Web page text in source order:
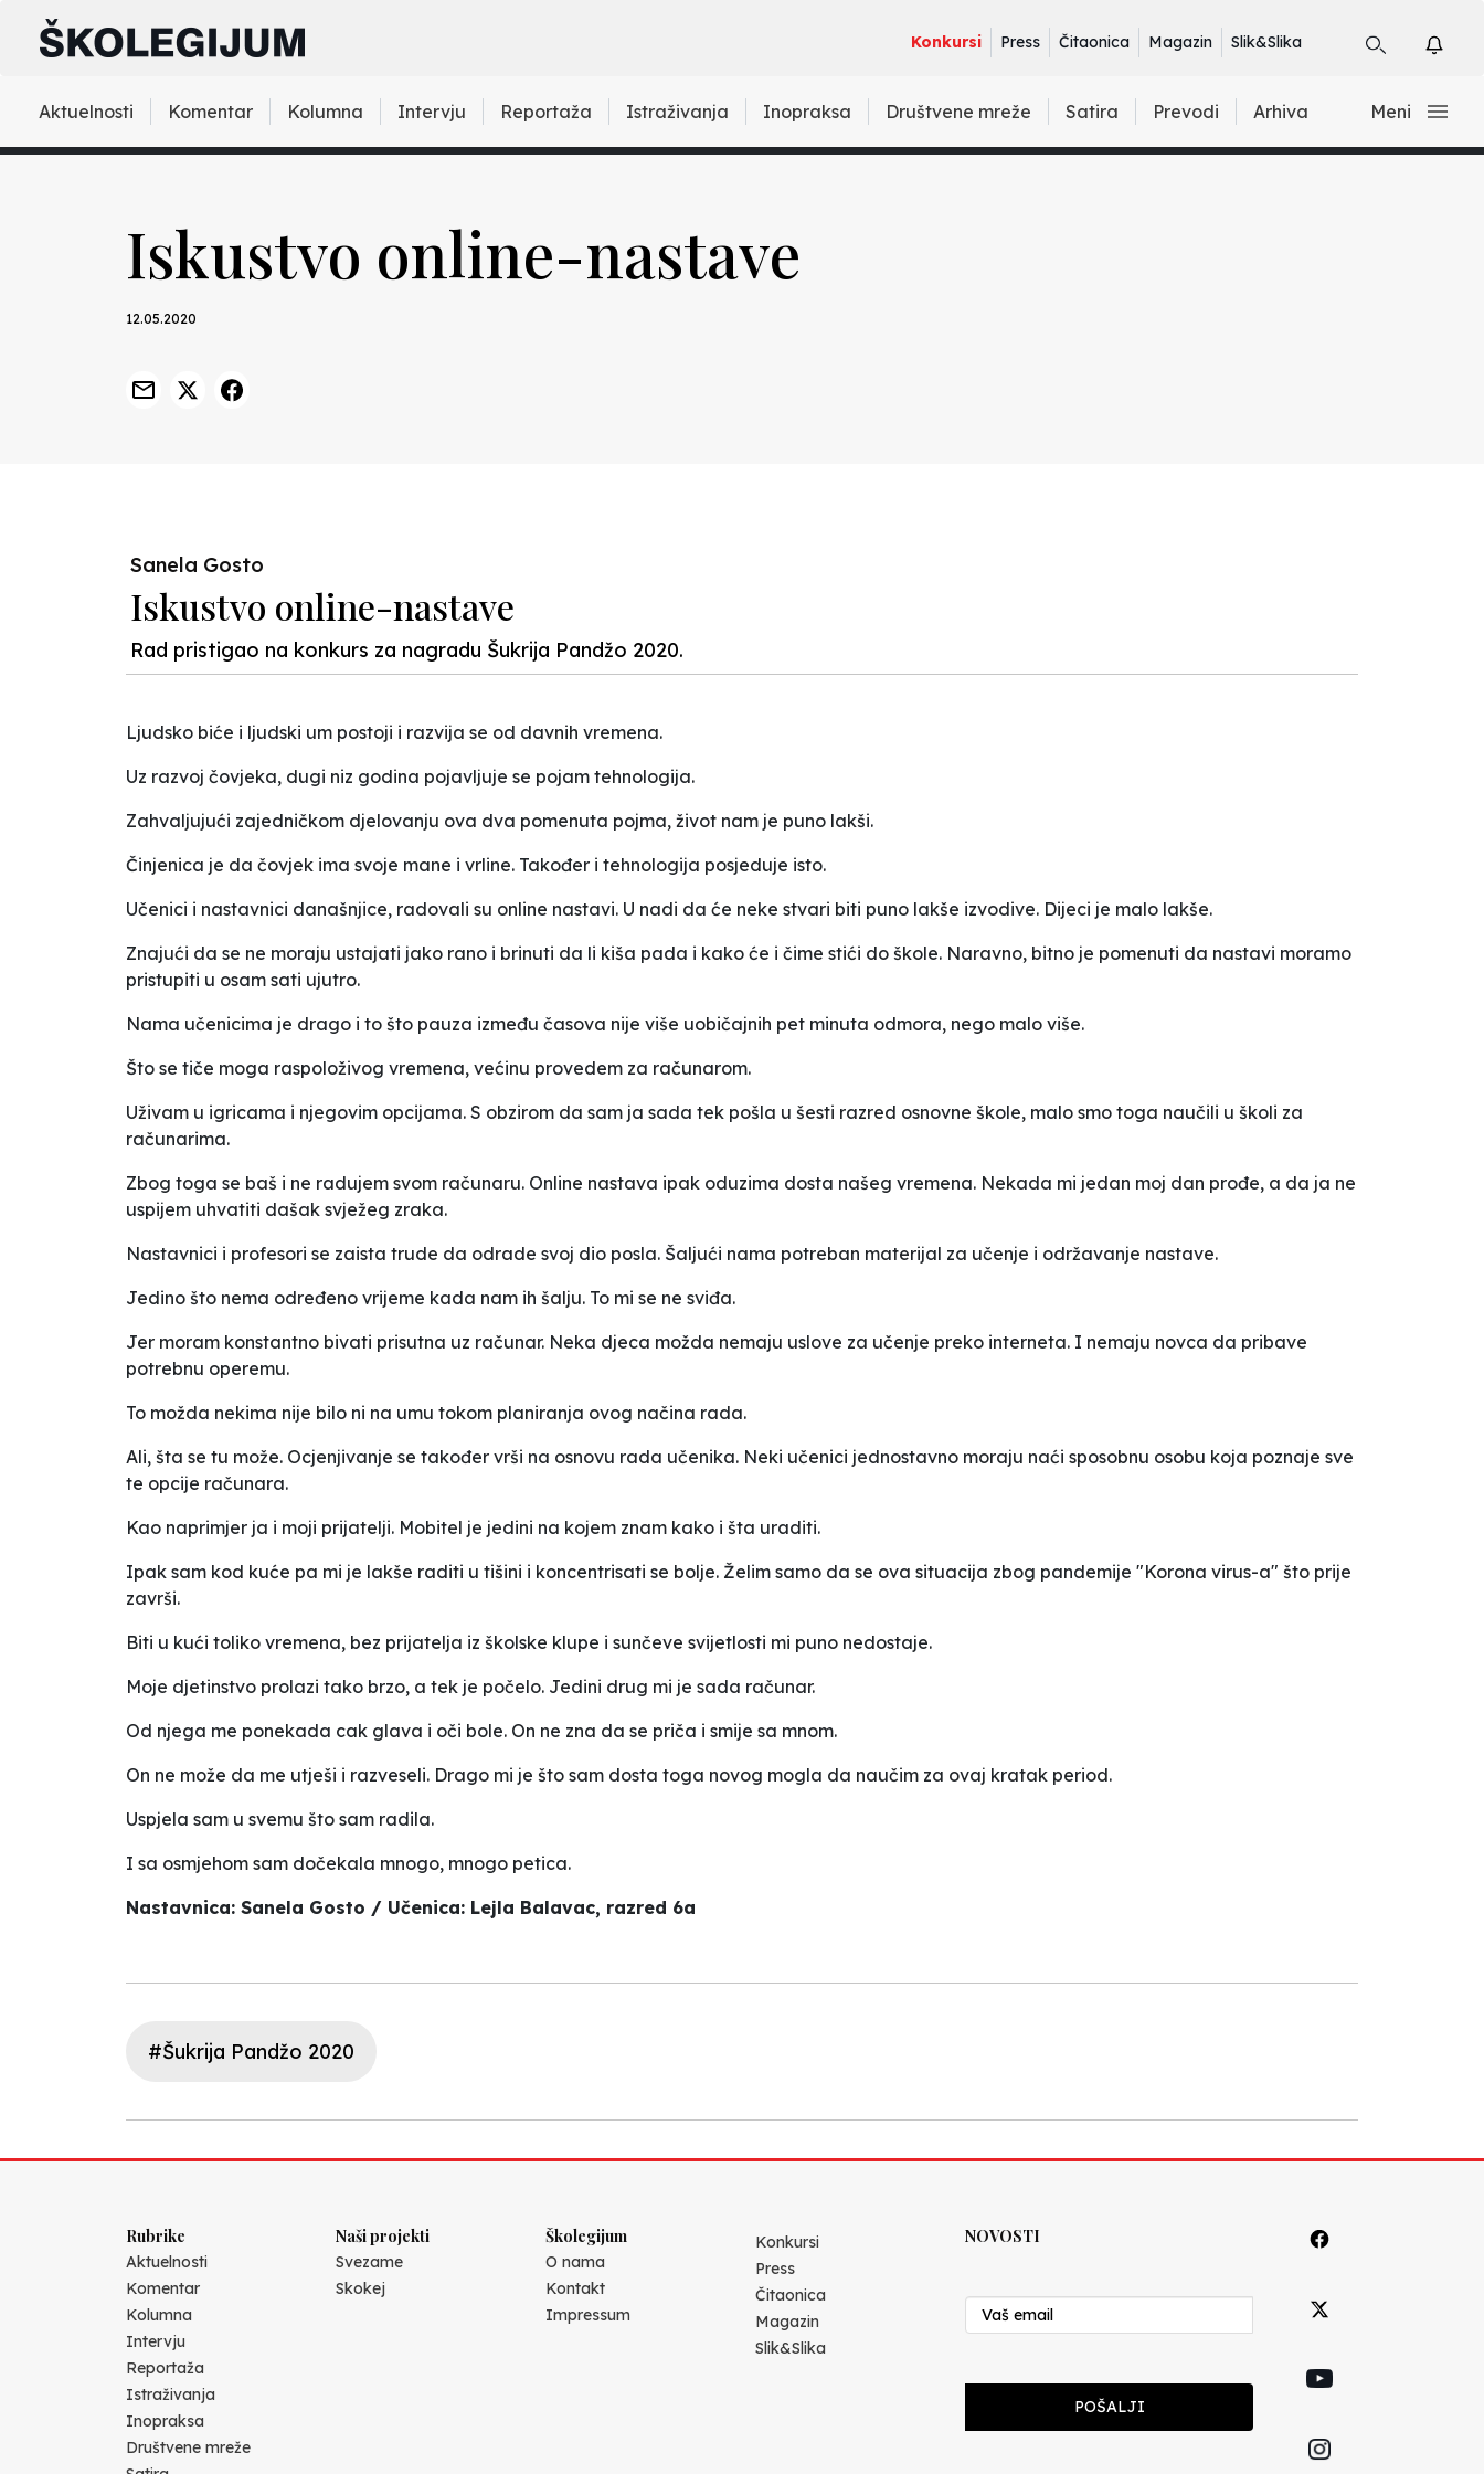
Konkursi Press Čitaonica Magazin Slik&Slika
Aktuelnosti Komentar Kolumna Intervju Reportaža Istraživanja Inopraksa Društvene mreže Satira Prevodi Arhiva Meni
Iskustvo online-nastave
12.05.2020
Sanela Gosto
Iskustvo online-nastave
Rad pristigao na konkurs za nagradu Šukrija Pandžo 2020.
Ljudsko biće i ljudski um postoji i razvija se od davnih vremena.
Uz razvoj čovjeka, dugi niz godina pojavljuje se pojam tehnologija.
Zahvaljujući zajedničkom djelovanju ova dva pomenuta pojma, život nam je puno lakši.
Činjenica je da čovjek ima svoje mane i vrline. Također i tehnologija posjeduje isto.
Učenici i nastavnici današnjice, radovali su online nastavi. U nadi da će neke stvari biti puno lakše izvodive. Dijeci je malo lakše.
Znajući da se ne moraju ustajati jako rano i brinuti da li kiša pada i kako će i čime stići do škole. Naravno, bitno je pomenuti da nastavi moramo
pristupiti u osam sati ujutro.
Nama učenicima je drago i to što pauza između časova nije više uobičajnih pet minuta odmora, nego malo više.
Što se tiče moga raspoloživog vremena, većinu provedem za računarom.
Uživam u igricama i njegovim opcijama. S obzirom da sam ja sada tek pošla u šesti razred osnovne škole, malo smo toga naučili u školi za
računarima.
Zbog toga se baš i ne radujem svom računaru. Online nastava ipak oduzima dosta našeg vremena. Nekada mi jedan moj dan prođe, a da ja ne
uspijem uhvatiti dašak svježeg zraka.
Nastavnici i profesori se zaista trude da odrade svoj dio posla. Šaljući nama potreban materijal za učenje i održavanje nastave.
Jedino što nema određeno vrijeme kada nam ih šalju. To mi se ne sviđa.
Jer moram konstantno bivati prisutna uz računar. Neka djeca možda nemaju uslove za učenje preko interneta. I nemaju novca da pribave
potrebnu operemu.
To možda nekima nije bilo ni na umu tokom planiranja ovog načina rada.
Ali, šta se tu može. Ocjenjivanje se također vrši na osnovu rada učenika. Neki učenici jednostavno moraju naći sposobnu osobu koja poznaje sve
te opcije računara.
Kao naprimjer ja i moji prijatelji. Mobitel je jedini na kojem znam kako i šta uraditi.
Ipak sam kod kuće pa mi je lakše raditi u tišini i koncentrisati se bolje. Želim samo da se ova situacija zbog pandemije "Korona virus-a" što prije
završi.
Biti u kući toliko vremena, bez prijatelja iz školske klupe i sunčeve svijetlosti mi puno nedostaje.
Moje djetinstvo prolazi tako brzo, a tek je počelo. Jedini drug mi je sada računar.
Od njega me ponekada cak glava i oči bole. On ne zna da se priča i smije sa mnom.
On ne može da me utješi i razveseli. Drago mi je što sam dosta toga novog mogla da naučim za ovaj kratak period.
Uspjela sam u svemu što sam radila.
I sa osmjehom sam dočekala mnogo, mnogo petica.
Nastavnica: Sanela Gosto / Učenica: Lejla Balavac, razred 6a
#Šukrija Pandžo 2020
Rubrike
Aktuelnosti
Komentar
Kolumna
Intervju
Reportaža
Istraživanja
Inopraksa
Društvene mreže
Naši projekti
Svezame
Skokej
Školegijum
O nama
Kontakt
Impressum
Konkursi
Press
Čitaonica
Magazin
Slik&Slika
NOVOSTI
POŠALJI